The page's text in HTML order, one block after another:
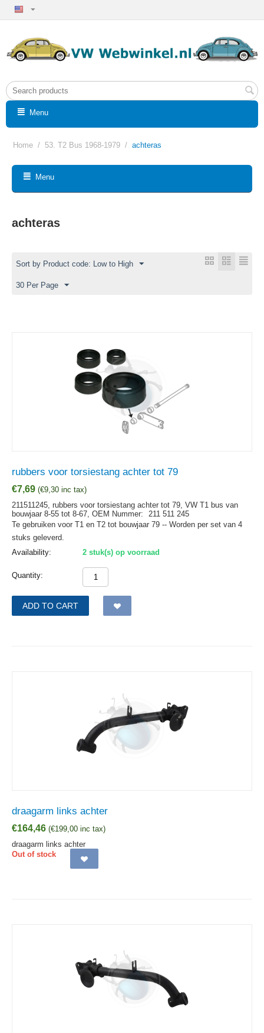
Menu
Home / 53. T2 Bus 1968-1979 / achteras
Menu
achteras
Sort by Product code: Low to High
30 Per Page
rubbers voor torsiestang achter tot 79
€7,69 (€9,30 inc tax)
211511245, rubbers voor torsiestang achter tot 79, VW T1 bus van
bouwjaar 8-55 tot 8-67, OEM Nummer:
211 511 245
Te gebruiken voor T1 en T2 tot bouwjaar 79 -- Worden per set van 4
stuks geleverd.
Availability:
2 stuk(s) op voorraad
Quantity:
ADD TO CART
draagarm links achter
€164,46 (€199,00 inc tax)
draagarm links achter
Out of stock